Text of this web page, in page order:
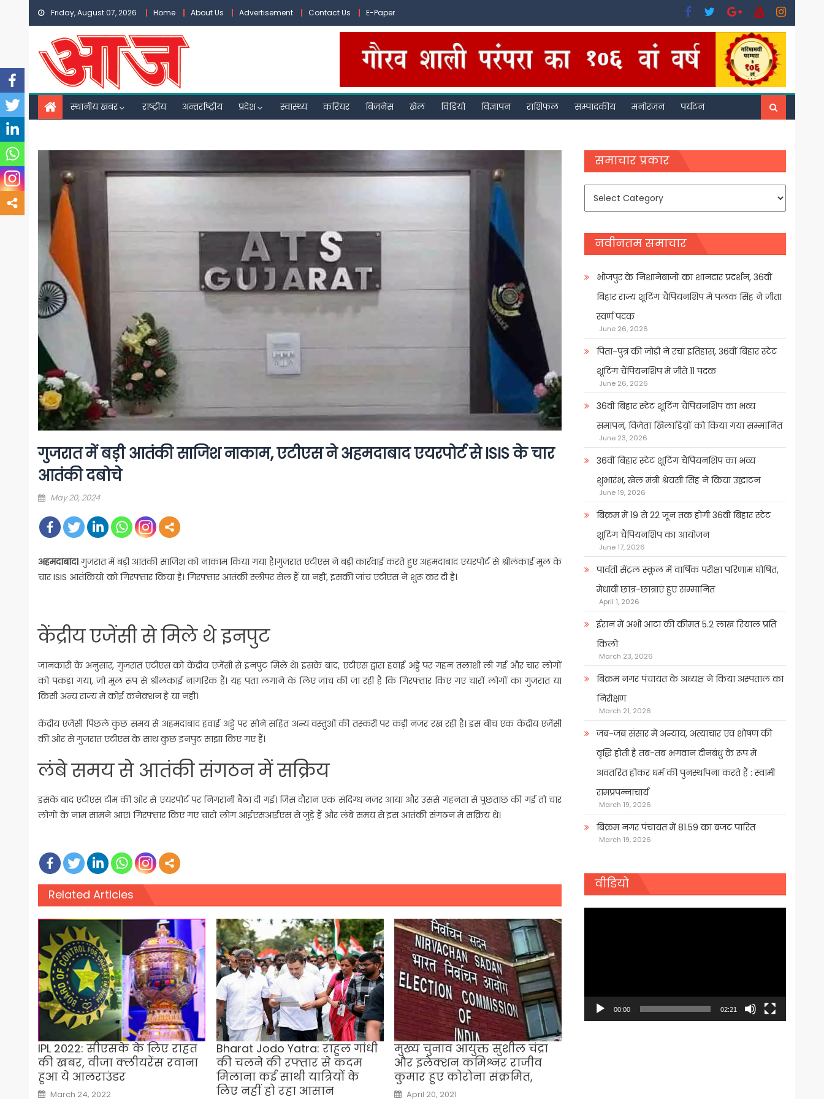
Skip
content
Friday, August 07, 2026 Home About Us Advertisement Contact Us E-Paper
स्थानीय खबर राष्ट्रीय अन्तर्राष्ट्रीय प्रदेश स्वास्थ्य करियर बिजनेस खेल विडियो विज्ञापन राशिफल सम्पादकीय मनोरंजन पर्यटन
गुजरात में बड़ी आतंकी साजिश नाकाम, एटीएस ने अहमदाबाद एयरपोर्ट से ISIS के चार
आतंकी दबोचे
Posted
May 20, 2024
अहमदाबाद।गुजरात में बड़ी आतंकी साजिश को नाकाम किया गया है।गुजरात एटीएस ने बड़ी कार्रवाई करते हुए अहमदाबाद एयरपोर्ट से श्रीलंकाई मूल के
चार ISIS आतंकियों को गिरफ्तार किया है। गिरफ्तार आतंकी स्लीपर सेल हैं या नहीं, इसकी जांच एटीएस ने शुरू कर दी है।
केंद्रीय एजेंसी से मिले थे इनपुट
जानकारी के अनुसार, गुजरात एटीएस को केंद्रीय एजेंसी से इनपुट मिले थे। इसके बाद, एटीएस द्वारा हवाई अड्डे पर गहन तलाशी ली गई और चार लोगों
को पकड़ा गया, जो मूल रूप से श्रीलंकाई नागरिक हैं। यह पता लगाने के लिए जांच की जा रही है कि गिरफ्तार किए गए चारों लोगों का गुजरात या
किसी अन्य राज्य में कोई कनेक्शन है या नहीं।
केंद्रीय एजेंसी पिछले कुछ समय से अहमदाबाद हवाई अड्डे पर सोने सहित अन्य वस्तुओं की तस्करी पर कड़ी नजर रख रही है। इस बीच एक केंद्रीय एजेंसी
की ओर से गुजरात एटीएस के साथ कुछ इनपुट साझा किए गए हैं।
लंबे समय से आतंकी संगठन में सक्रिय
इसके बाद एटीएस टीम की ओर से एयरपोर्ट पर निगरानी बैठा दी गई। जिस दौरान एक संदिग्ध नजर आया और उससे गहनता से पूछताछ की गई तो चार
लोगों के नाम सामने आए। गिरफ्तार किए गए चारों लोग आईएसआईएस से जुड़े हैं और लंबे समय से इस आतंकी संगठन में सक्रिय थे।
Related Articles
IPL 2022: सीएसके के लिए राहत
की खबर, वीजा क्लीयरेंस रवाना
हुआ ये आलराउंडर
Posted
March 24, 2022
Bharat Jodo Yatra: राहुल गांधी
की चलने की रफ्तार से कदम
मिलाना कई साथी यात्रियों के
लिए नहीं हो रहा आसान
मुख्य चुनाव आयुक्त सुशील चंद्रा
और इलेक्शन कमिश्नर राजीव
कुमार हुए कोरोना संक्रमित,
Posted
April 20, 2021
समाचार प्रकार
समाचार
नवीनतम समाचार
भोजपुर के निशानेबाजों का शानदार प्रदर्शन, 36वीं
बिहार राज्य शूटिंग चैंपियनशिप में पलक सिंह ने जीता
स्वर्ण पदक
June 26, 2026
पिता-पुत्र की जोड़ी ने रचा इतिहास, 36वीं बिहार स्टेट
शूटिंग चैंपियनशिप में जीते 11 पदक
June 26, 2026
36वीं बिहार स्टेट शूटिंग चैंपियनशिप का भव्य
समापन, विजेता खिलाडिय़ों को किया गया सम्मानित
June 23, 2026
36वीं बिहार स्टेट शूटिंग चैंपियनशिप का भव्य
शुभारंभ, खेल मंत्री श्रेयसी सिंह ने किया उद्घाटन
June 19, 2026
बिक्रम में 19 से 22 जून तक होगी 36वीं बिहार स्टेट
शूटिंग चैंपियनशिप का आयोजन
June 17, 2026
पार्वती सेंट्रल स्कूल में वार्षिक परीक्षा परिणाम घोषित,
मेधावी छात्र-छात्राएं हुए सम्मानित
April 1, 2026
ईरान में अभी आटा की कीमत 5.2 लाख रियाल प्रति
किलो
March 23, 2026
बिक्रम नगर पंचायत के अध्यक्ष ने किया अस्पताल का
निरीक्षण
March 21, 2026
जब-जब संसार में अन्याय, अत्याचार एवं शोषण की
वृद्धि होती है तब-तब भगवान दीनबंधु के रूप में
अवतरित होकर धर्म की पुनर्स्थापना करते हैं : स्वामी
रामप्रपन्नाचार्य
March 19, 2026
बिक्रम नगर पंचायत में 81.59 का बजट पारित
March 19, 2026
वीडियो
00:00 02:21